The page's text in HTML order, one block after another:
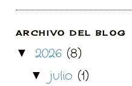
ARCHIVO DEL BLOG
▼ 2026 (8)
▼ julio (1)